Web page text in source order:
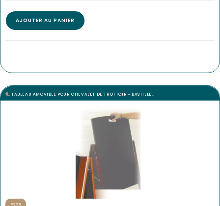
AJOUTER AU PANIER
TABLEAU AMOVIBLE POUR CHEVALET DE TROTTOIR « BASTILLE…